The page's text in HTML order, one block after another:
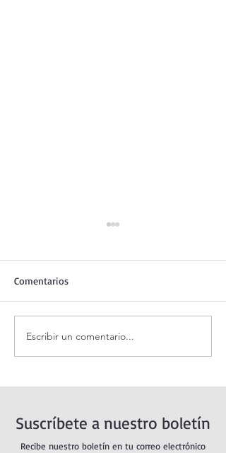
Santo Rosario de hoy
jueves. Misterios
Comentarios
Escribir un comentario...
Suscríbete a nuestro boletín
Recibe nuestro boletín en tu correo electrónico